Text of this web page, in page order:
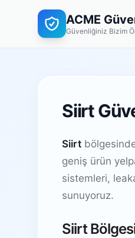
ACME
Güvenliğiniz Bizim
Siirt
Siirt
geniş ürün
sistemleri,
sunuyoruz.
Siirt